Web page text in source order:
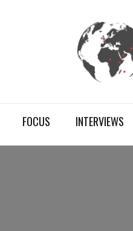
FOCUS INTERVIEWS